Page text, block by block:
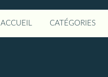
ACCUEIL CATÉGORIES